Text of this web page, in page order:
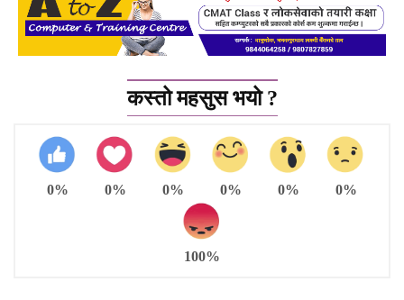
कस्तो महसुस भयो ?
0% 0% 0% 0% 0% 0%
100%